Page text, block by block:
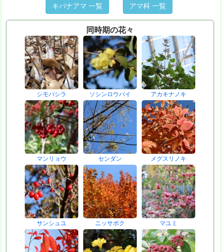
キバナアマ 一覧 アマ科 一覧
同時期の花々
シモバシラ ソシンロウバイ アカキナノキ
マンリョウ センダン メグスリノキ
サンシュユ ニッサボク マユミ